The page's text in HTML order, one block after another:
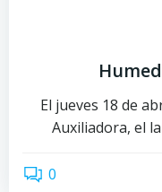
El jueves 18 de
Auxiliadora, el
0